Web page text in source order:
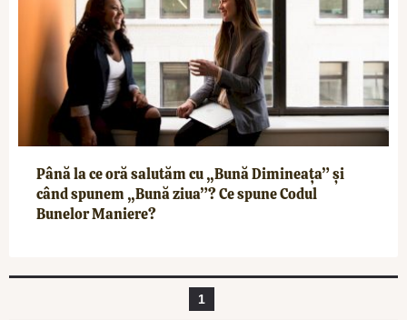
Până la ce oră salutăm cu „Bună Dimineața” și
când spunem „Bună ziua”? Ce spune Codul
Bunelor Maniere?
1